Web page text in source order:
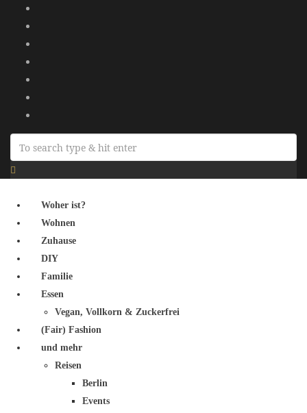
Woher ist?
Wohnen
Zuhause
DIY
Familie
Essen
Vegan, Vollkorn & Zuckerfrei
(Fair) Fashion
und mehr
Reisen
Berlin
Events